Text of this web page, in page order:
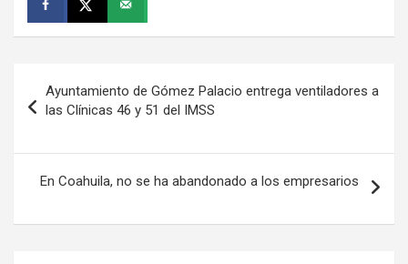
de
Ayuntamiento de Gómez Palacio entrega ventiladores a
las Clínicas 46 y 51 del IMSS
En Coahuila, no se ha abandonado a los empresarios